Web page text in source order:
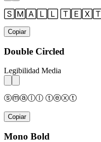
🅂🄼🄰🄻🄻 🅃🄴🅇🅃
Copiar
Double Circled
Legibilidad Media
ⓢⓜⓐⓛⓛ ⓣⓔⓧⓣ
Copiar
Mono Bold